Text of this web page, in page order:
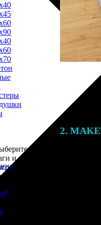
тип
и
для
и
для
свои
2.